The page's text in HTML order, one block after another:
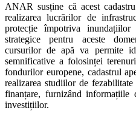
ANAR susține că acest
realizarea lucrărilor de
protecție împotriva
strategice pentru aceste
cursurilor de apă va permite
semnificative a folosinței
fondurilor europene, cadastrul
realizarea studiilor de
finanțare, furnizând informațiile
investițiilor.